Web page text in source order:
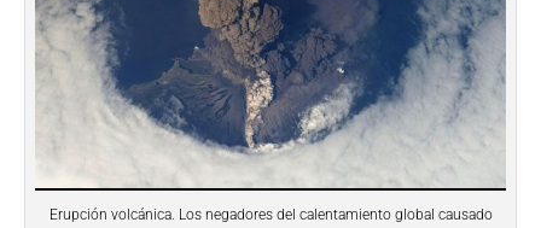
Erupción volcánica. Los negadores del calentamiento global causado